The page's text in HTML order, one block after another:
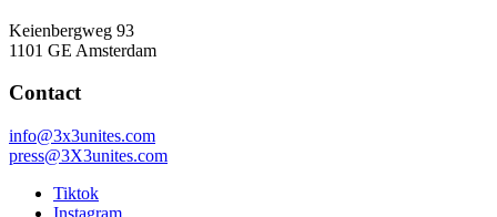
Keienbergweg 93
1101 GE Amsterdam
Contact
info@3x3unites.com
press@3X3unites.com
Tiktok
Instagram